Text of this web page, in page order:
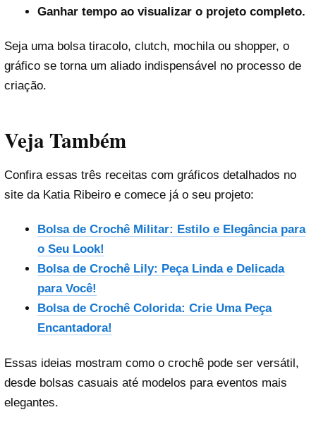
Ganhar tempo ao visualizar o projeto completo.
Seja uma bolsa tiracolo, clutch, mochila ou shopper, o
gráfico se torna um aliado indispensável no processo de
criação.
Veja Também
Confira essas três receitas com gráficos detalhados no
site da Katia Ribeiro e comece já o seu projeto:
Bolsa de Crochê Militar: Estilo e Elegância para
o Seu Look!
Bolsa de Crochê Lily: Peça Linda e Delicada
para Você!
Bolsa de Crochê Colorida: Crie Uma Peça
Encantadora!
Essas ideias mostram como o crochê pode ser versátil,
desde bolsas casuais até modelos para eventos mais
elegantes.